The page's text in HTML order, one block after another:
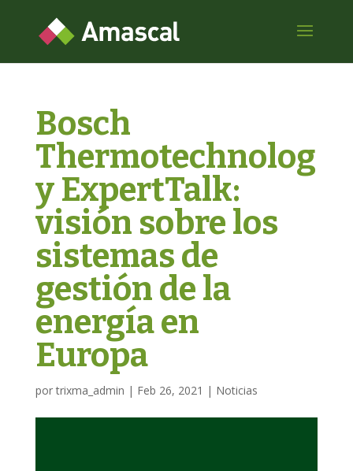
Bosch
Thermotechnolog
y ExpertTalk:
visión sobre los
sistemas de
gestión de la
energía en
Europa
portrixma_admin | Feb 26, 2021 | Noticias